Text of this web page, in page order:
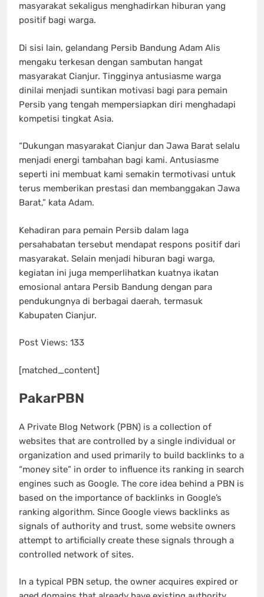
masyarakat sekaligus menghadirkan hiburan yang
positif bagi warga.
Di sisi lain, gelandang Persib Bandung Adam Alis
mengaku terkesan dengan sambutan hangat
masyarakat Cianjur. Tingginya antusiasme warga
dinilai menjadi suntikan motivasi bagi para pemain
Persib yang tengah mempersiapkan diri menghadapi
kompetisi tingkat Asia.
“Dukungan masyarakat Cianjur dan Jawa Barat selalu
menjadi energi tambahan bagi kami. Antusiasme
seperti ini membuat kami semakin termotivasi untuk
terus memberikan prestasi dan membanggakan Jawa
Barat,” kata Adam.
Kehadiran para pemain Persib dalam laga
persahabatan tersebut mendapat respons positif dari
masyarakat. Selain menjadi hiburan bagi warga,
kegiatan ini juga memperlihatkan kuatnya ikatan
emosional antara Persib Bandung dengan para
pendukungnya di berbagai daerah, termasuk
Kabupaten Cianjur.
Post Views: 133
[matched_content]
PakarPBN
A Private Blog Network (PBN) is a collection of
websites that are controlled by a single individual or
organization and used primarily to build backlinks to a
“money site” in order to influence its ranking in search
engines such as Google. The core idea behind a PBN is
based on the importance of backlinks in Google’s
ranking algorithm. Since Google views backlinks as
signals of authority and trust, some website owners
attempt to artificially create these signals through a
controlled network of sites.
In a typical PBN setup, the owner acquires expired or